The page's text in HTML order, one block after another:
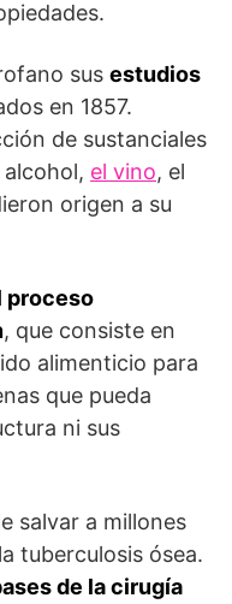
sus estudios
en 1857.
de sustanciales
el vino, el
origen a su
proceso
, que consiste en
alimenticio para
que pueda
ni sus
salvar a millones
tuberculosis ósea.
de la cirugía